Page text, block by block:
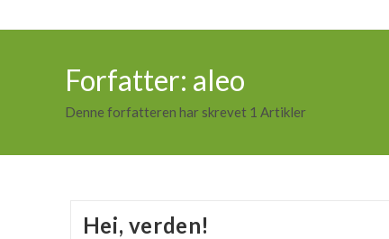
Forfatter: aleo
Denne forfatteren har skrevet 1 Artikler
Hei, verden!